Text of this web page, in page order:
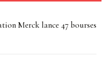
Merck lance 47 bourses